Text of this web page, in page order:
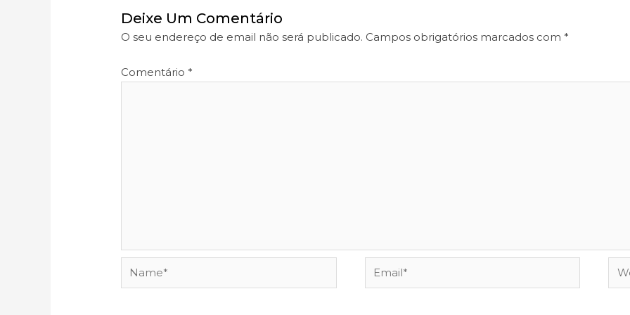
Deixe Um Comentário
O seu endereço de email não será publicado. Campos obrigatórios marcados com *
Comentário *
Name* Email*